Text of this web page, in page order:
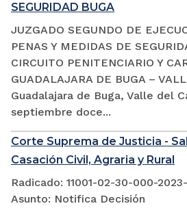
SEGURIDAD BUGA
JUZGADO SEGUNDO DE
PENAS Y MEDIDAS DE
CIRCUITO PENITENCIARIO Y
GUADALAJARA DE BUGA –
Guadalajara de Buga, Valle del
septiembre doce...
Corte Suprema de Justicia -
Casación Civil, Agraria y Rural
Radicado: 11001-02-30-000-
Asunto: Notifica Decisión